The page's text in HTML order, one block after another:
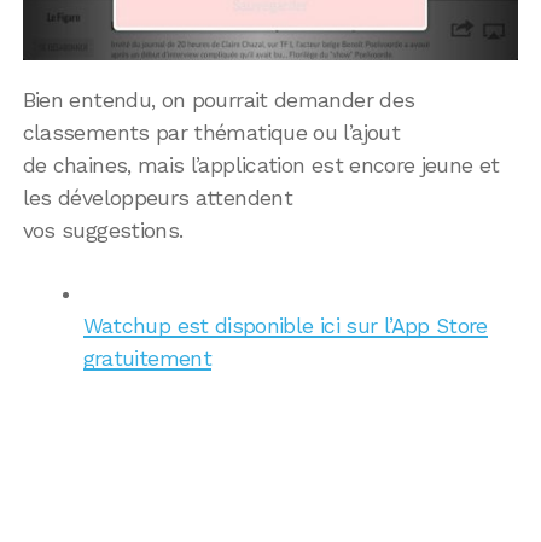
Bien entendu, on pourrait demander des
classements par thématique ou l’ajout
de chaines, mais l’application est encore jeune et
les développeurs attendent
vos suggestions.
Watchup est disponible ici sur l’App Store
gratuitement